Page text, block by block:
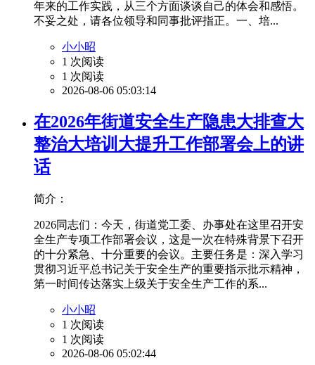
年来的工作实践，从三个方面谈谈自己的体会和感悟。
不妥之处，请各位领导和同事批评指正。一、培...
小小昭
1 次阅读
1 次阅读
2026-08-06 05:03:14
在2026年街道安全生产隐患大排查大
整治大培训大提升工作部署会上的讲
话
简介：
2026同志们：今天，街道党工委、办事处在这里召开安
全生产专项工作部署会议，这是一次在特殊背景下召开
的十分紧急、十分重要的会议。主要任务是：深入学习
贯彻习近平总书记关于安全生产的重要指示批示精神，
第一时间传达落实上级关于安全生产工作的系...
小小昭
1 次阅读
1 次阅读
2026-08-06 05:02:44